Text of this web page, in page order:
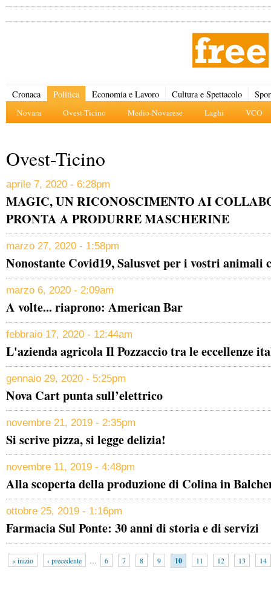
Cronaca Politica
Novara Ovest-Ticino Medio-Novarese Laghi VCO
Economia e Lavoro Cultura e Spettacolo
Ovest-Ticino
aprile 7, 2020 - 6:28pm
MAGIC, UN RICONOSCIMENTO AI
PRONTA A PRODURRE MASCHERINE
marzo 27, 2020 - 1:58pm
Nonostante Covid19, Salusvet per i vostri animali
marzo 6, 2020 - 2:09am
A volte... riaprono: American Bar
febbraio 17, 2020 - 12:44am
L'azienda agricola Il Pozzaccio tra le eccellenze
gennaio 29, 2020 - 5:25pm
Nova Cart punta sull’elettrico
novembre 21, 2019 - 2:35pm
Si scrive pizza, si legge delizia!
novembre 11, 2019 - 4:48pm
Alla scoperta della produzione di Colina in
ottobre 25, 2019 - 1:16pm
Farmacia Sul Ponte: 30 anni di storia e di servizi
« inizio ‹ precedente … 6 7 8 9 10 11 12 13 14